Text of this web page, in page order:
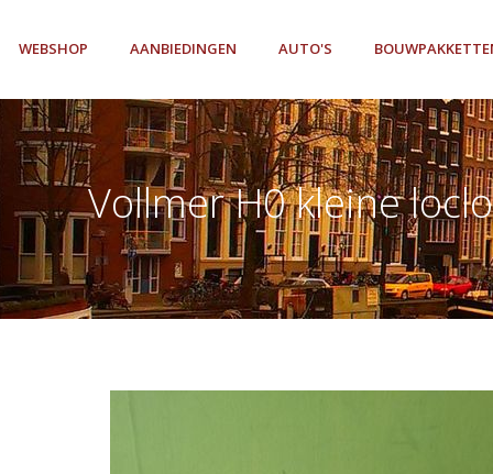
WEBSHOP AANBIEDINGEN AUTO'S
Vollmer H0 kleine